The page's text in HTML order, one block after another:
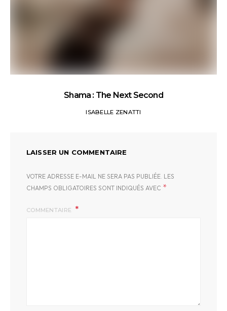
Shama : The Next Second
ISABELLE ZENATTI
LAISSER UN COMMENTAIRE
VOTRE ADRESSE E-MAIL NE SERA PAS PUBLIÉE. LES
CHAMPS OBLIGATOIRES SONT INDIQUÉS AVEC *
COMMENTAIRE